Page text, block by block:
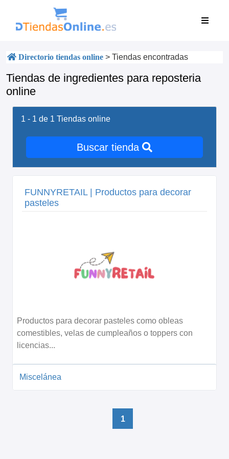
Directorio tiendas online > Tiendas encontradas
Tiendas de ingredientes para reposteria
online
1 - 1 de 1 Tiendas online
Buscar tienda
FUNNYRETAIL | Productos para decorar
pasteles
Productos para decorar pasteles como obleas
comestibles, velas de cumpleaños o toppers con
licencias...
Miscelánea
1